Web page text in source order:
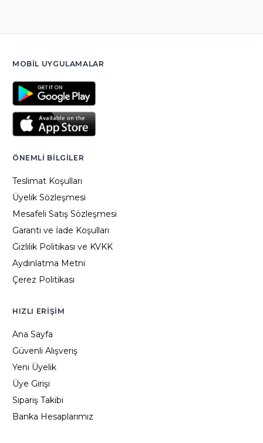
MOBIL UYGULAMALAR
ÖNEMLI BILGILER
Teslimat Koşulları
Üyelik Sözleşmesi
Mesafeli Satış Sözleşmesi
Garanti ve İade Koşulları
Gizlilik Politikası ve KVKK
Aydınlatma Metni
Çerez Politikası
HIZLI ERIŞIM
Ana Sayfa
Güvenli Alışveriş
Yeni Üyelik
Üye Girişi
Sipariş Takibi
Banka Hesaplarımız